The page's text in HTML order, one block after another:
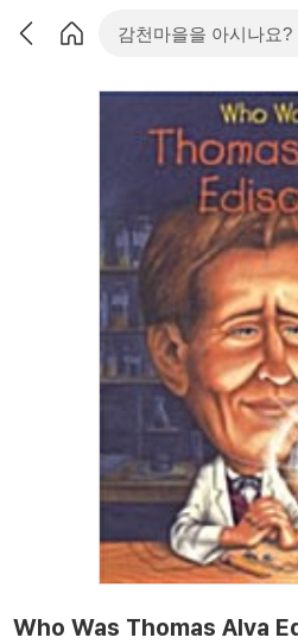
Who Was Thomas Alva